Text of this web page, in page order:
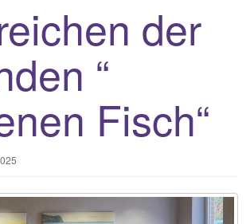
der
“
Fisch“